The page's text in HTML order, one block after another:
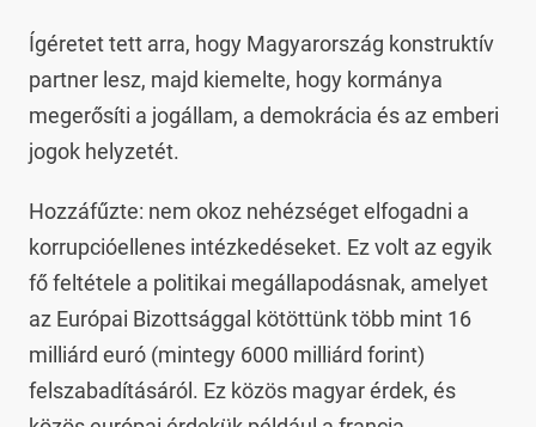
Ígéretet tett arra, hogy Magyarország konstruktív
partner lesz, majd kiemelte, hogy kormánya
megerősíti a jogállam, a demokrácia és az emberi
jogok helyzetét.
Hozzáfűzte: nem okoz nehézséget elfogadni a
korrupcióellenes intézkedéseket. Ez volt az egyik
fő feltétele a politikai megállapodásnak, amelyet
az Európai Bizottsággal kötöttünk több mint 16
milliárd euró (mintegy 6000 milliárd forint)
felszabadításáról. Ez közös magyar érdek, és